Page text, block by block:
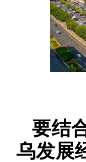
要结
乌发展